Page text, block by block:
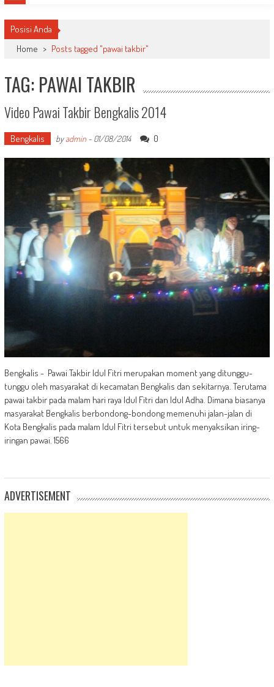
Posisi Anda
Home > Posts tagged "pawai takbir"
TAG: PAWAI TAKBIR
Video Pawai Takbir Bengkalis 2014
Bengkalis byadmin- 01/08/2014 0
Bengkalis - Pawai Takbir Idul Fitri merupakan moment yang ditunggu-
tunggu oleh masyarakat di kecamatan Bengkalis dan sekitarnya. Terutama
pawai takbir pada malam hari raya Idul Fitri dan Idul Adha. Dimana biasanya
masyarakat Bengkalis berbondong-bondong memenuhi jalan-jalan di
Kota Bengkalis pada malam Idul Fitri tersebut untuk menyaksikan iring-
iringan pawai. 1566
ADVERTISEMENT